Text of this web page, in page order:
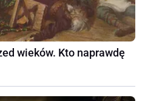
wieków. Kto naprawdę